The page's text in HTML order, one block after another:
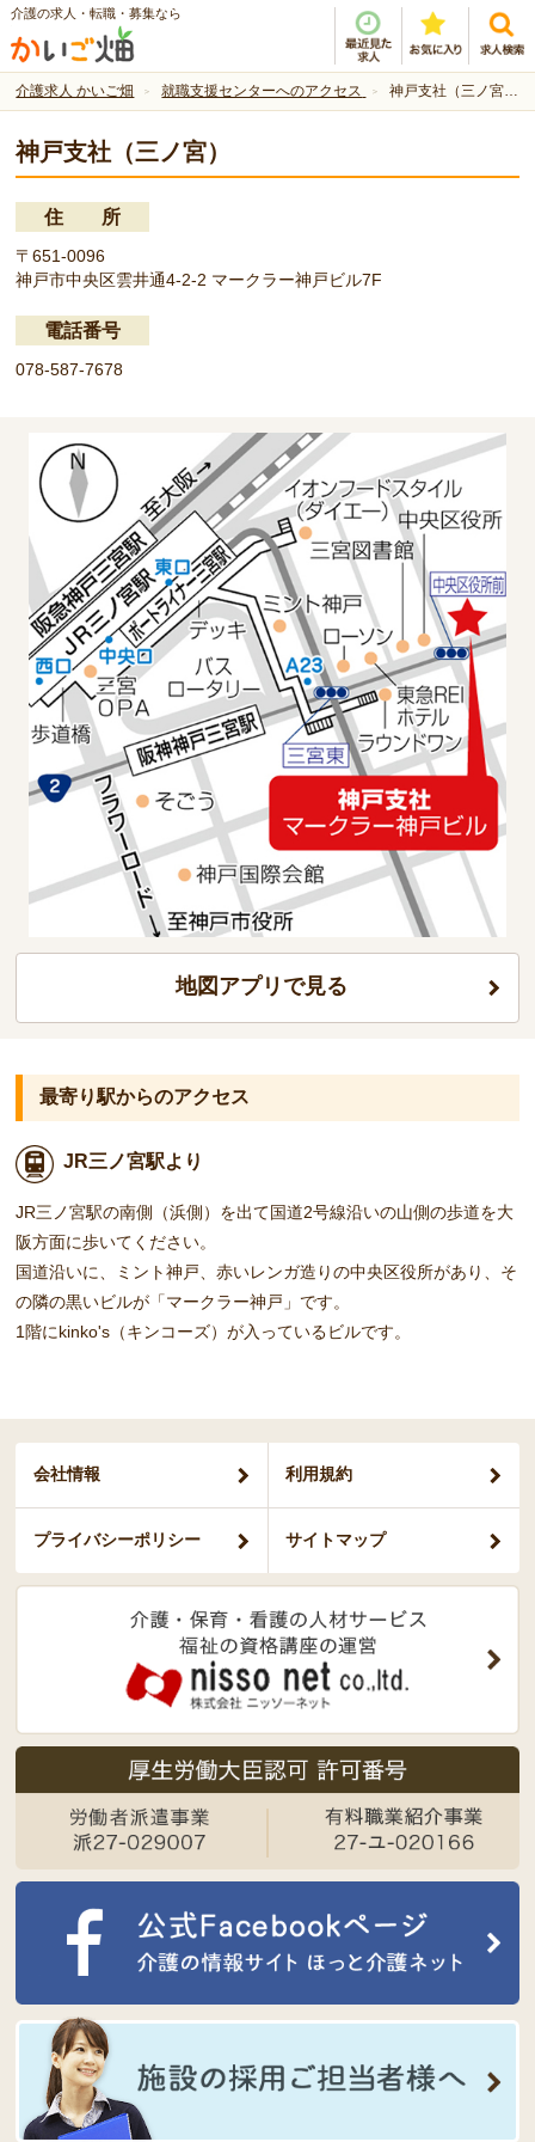
介護の求人・転職・募集なら
介護求人 かいご畑 就職支援センターへのアクセス 神戸支社（三ノ宮） ｜ 就職支援センターへのアクセス
神戸支社（三ノ宮）
住 所
〒651-0096
神戸市中央区雲井通4-2-2 マークラー神戸ビル7F
電話番号
078-587-7678
地図アプリで見る
最寄り駅からのアクセス
JR三ノ宮駅より
JR三ノ宮駅の南側（浜側）を出て国道2号線沿いの山側の歩道を大
阪方面に歩いてください。
国道沿いに、ミント神戸、赤いレンガ造りの中央区役所があり、そ
の隣の黒いビルが「マークラー神戸」です。
1階にkinko's（キンコーズ）が入っているビルです。
会社情報 利用規約
プライバシーポリシー サイトマップ